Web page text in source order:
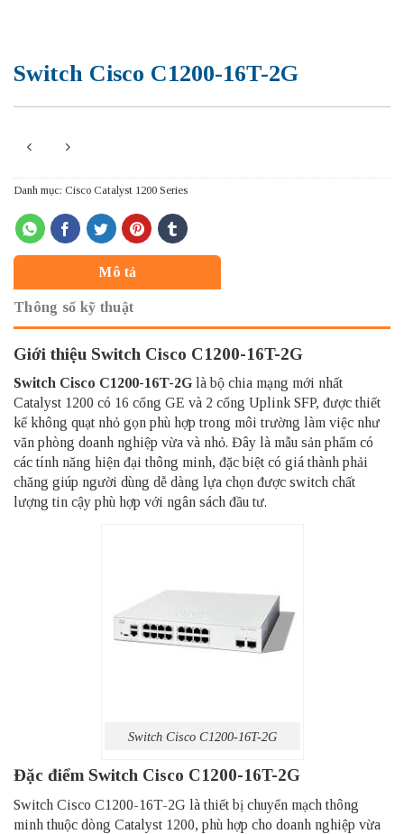
Switch Cisco C1200-16T-2G
Danh mục: Cisco Catalyst 1200 Series
Mô tả
Thông số kỹ thuật
Giới thiệu Switch Cisco C1200-16T-2G
Switch Cisco C1200-16T-2G là bộ chia mạng mới nhất
Catalyst 1200 có 16 cổng GE và 2 cổng Uplink SFP, được thiết
kế không quạt nhỏ gọn phù hợp trong môi trường làm việc như
văn phòng doanh nghiệp vừa và nhỏ. Đây là mẫu sản phẩm có
các tính năng hiện đại thông minh, đặc biệt có giá thành phải
chăng giúp người dùng dễ dàng lựa chọn được switch chất
lượng tin cậy phù hợp với ngân sách đầu tư.
Switch Cisco C1200-16T-2G
Đặc điểm Switch Cisco C1200-16T-2G
Switch Cisco C1200-16T-2G là thiết bị chuyển mạch thông
minh thuộc dòng Catalyst 1200, phù hợp cho doanh nghiệp vừa